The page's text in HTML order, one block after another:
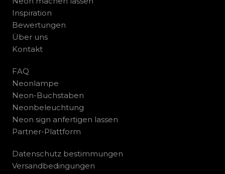
Inspiration
Bewertungen
Über uns
Kontakt
FAQ
Neonlampe
Neon-Buchstaben
Neonbeleuchtung
Neon sign anfertigen lassen
Partner-Plattform
Datenschutz bestimmungen
Versandbedingungen